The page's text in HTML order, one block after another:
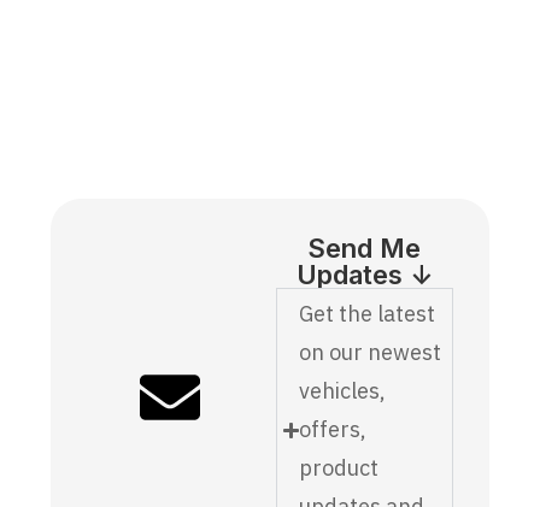
Send Me
Updates ↓
Get the latest
on our newest
vehicles,
offers,
product